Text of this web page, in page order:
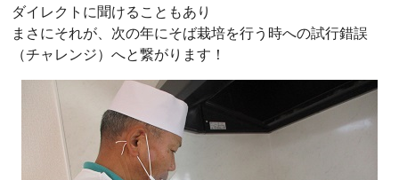
ダイレクトに聞けることもあり
まさにそれが、次の年にそば栽培を行う時への試行錯誤
（チャレンジ）へと繋がります！